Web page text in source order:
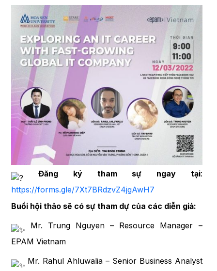
Đăng ký tham sự ngay tại:
https://forms.gle/7Xt7BRdzvZ4jgAwH7
Buổi hội thảo sẽ có sự tham dự của các diễn giả:
Mr. Trung Nguyen – Resource Manager –
EPAM Vietnam
Mr. Rahul Ahluwalia – Senior Business Analyst